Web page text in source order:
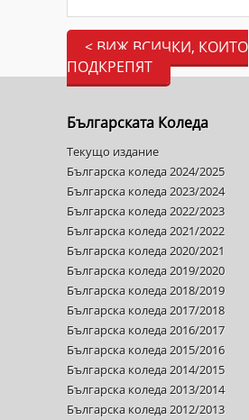
< ВИЖ ВСИЧКИ, КОИТО
ПОДКРЕПЯТ
Българската Коледа
Текущо издание
Българска коледа 2024/2025
Българска коледа 2023/2024
Българска коледа 2022/2023
Българска коледа 2021/2022
Българска коледа 2020/2021
Българска коледа 2019/2020
Българска коледа 2018/2019
Българска коледа 2017/2018
Българска коледа 2016/2017
Българска коледа 2015/2016
Българска коледа 2014/2015
Българска коледа 2013/2014
Българска коледа 2012/2013